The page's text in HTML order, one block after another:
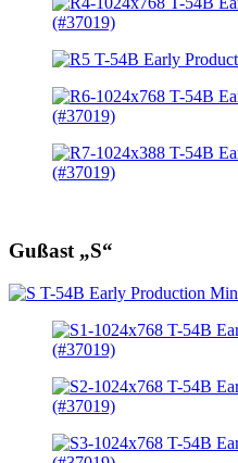
Gußast „S“